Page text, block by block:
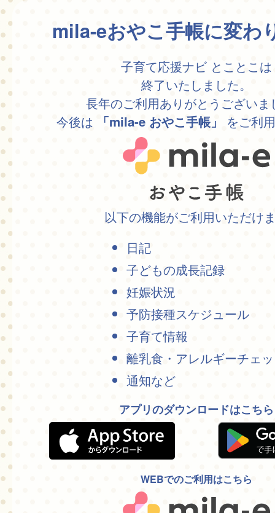
mila-eおやこ手帳に変わ
子育て応援ナビ とことこは
終了いたしました。
長年のご利用ありがとうございま
今後は
「mila-e おやこ手帳」 をご利
以下の機能がご利用いただけ
日記
子どもの成長記録
妊娠状況
予防接種スケジュール
子育て情報
離乳食・アレルギーチェ
通知など
アプリのダウンロードはこちら
WEBでのご利用はこちら